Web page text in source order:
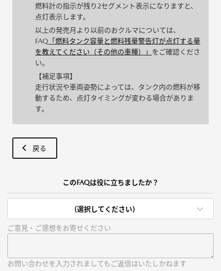
燃料計の指示が残り2セグメント表示になりますと、
点灯表示します。
以上の発売月より以前のおクルマについては、
FAQ 「燃料タンク容量と燃料残量警告灯が点灯する量
を教えてください（その他の車種）」 をご確認くださ
い。
【補足事項】
走行状況や車両姿勢によっては、タンク内の燃料が移
動するため、点灯タイミングが変わる場合がありま
す。
戻る
このFAQは役に立ちましたか？
(選択してください)
ご意見・ご感想をお寄せください
お問い合わせを入力されましてもご返信はいたしかねます